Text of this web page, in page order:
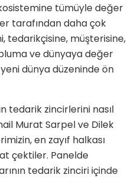
tümüyle değer
tarafından daha çok
tedarikçisine, müşterisine,
ve dünyaya değer
dünya düzeninde ön
tedarik zincirlerini nasıl
Murat Sarpel ve Dilek
en zayıf halkası
çektiler. Panelde
tedarik zinciri içinde